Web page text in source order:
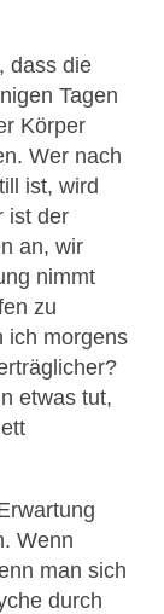
dass die
Tagen
Körper
Wer nach
ist, wird
ist der
an, wir
nimmt
zu
ich morgens
etwas tut,
Wenn
man sich
durch